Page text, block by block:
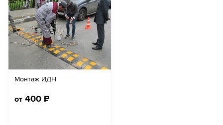
Монтаж ИДН
от 400 ₽